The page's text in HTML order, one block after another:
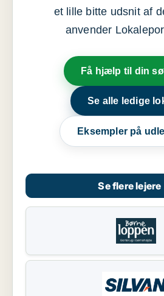
et lille bitte udsnit af
anvender
Få hjælp til din
Se alle ledige
Eksempler på
Se flere lejere